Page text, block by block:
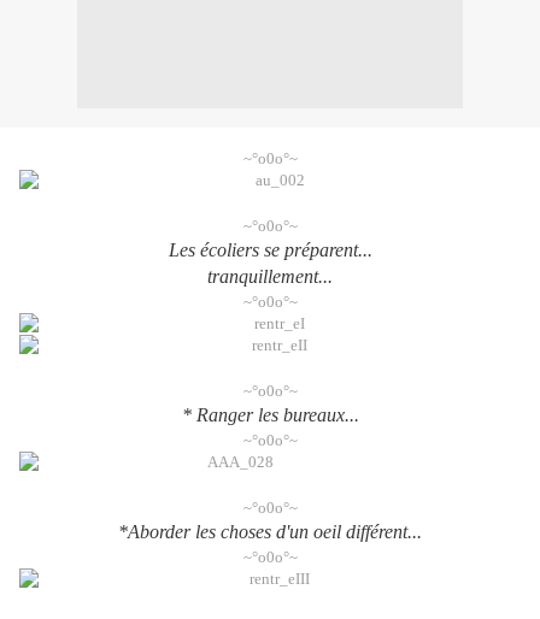
~°o0o°~
~°o0o°~
Les écoliers se préparent...
tranquillement...
~°o0o°~
~°o0o°~
* Ranger les bureaux...
~°o0o°~
~°o0o°~
*Aborder les choses d'un oeil différent...
~°o0o°~